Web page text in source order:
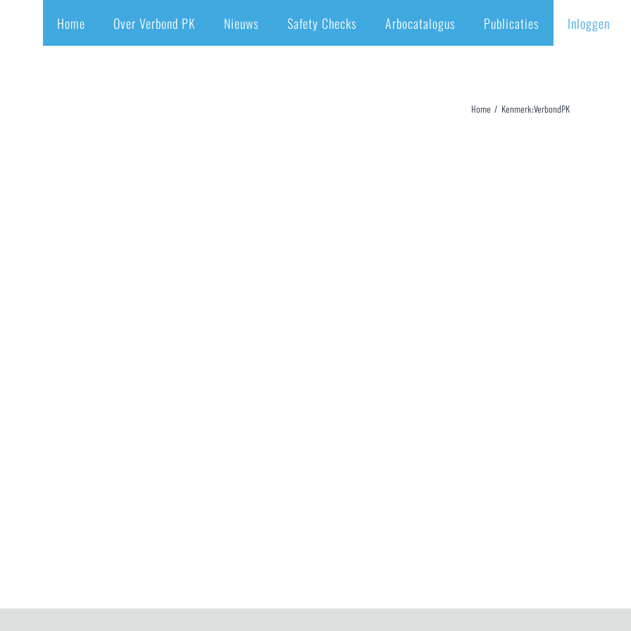
Home Over Verbond PK Nieuws Safety Checks Arbocatalogus Publicaties Inloggen
Home / Kenmerk:VerbondPK